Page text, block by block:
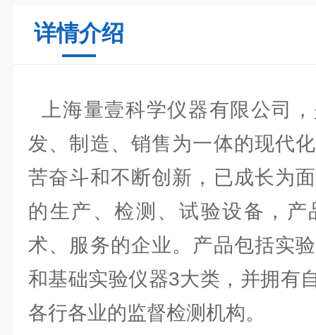
详情介绍
上海量壹科学仪器有限公司
发、制造、销售为一体的现代
苦奋斗和不断创新，已成长为
的生产、检测、试验设备，
术、服务的企业。产品包括实
和基础实验仪器3大类，并拥有
各行各业的监督检测机构。